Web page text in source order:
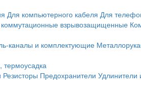
Для компьютерного кабеля Для
коммутационные взрывозащищенные
каналы и комплектующие
термоусадка
Резисторы Предохранители Удлинители